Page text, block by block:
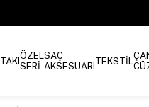
TAKIÖZEL
SERİ
SAÇ
AKSESUARI TEKSTİL